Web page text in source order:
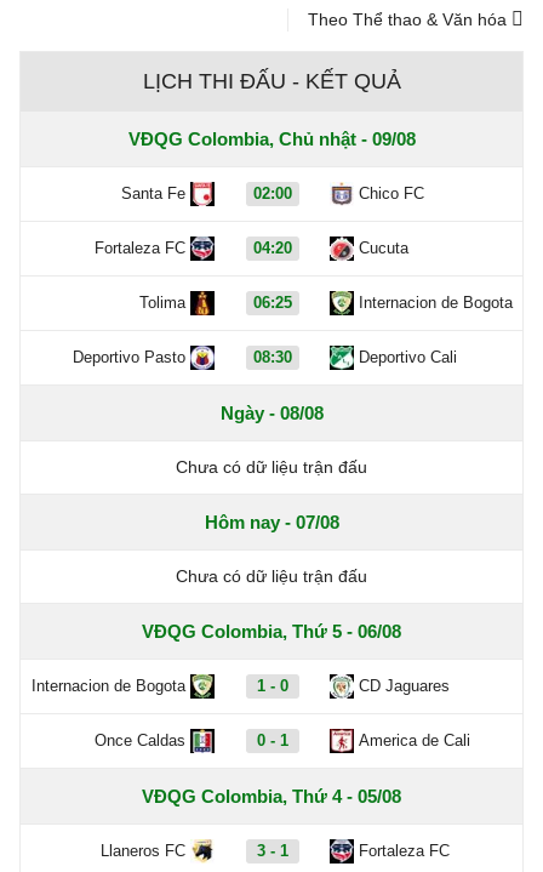
Theo Thể thao & Văn hóa
LỊCH THI ĐẤU - KẾT QUẢ
VĐQG Colombia, Chủ nhật - 09/08
Santa Fe 02:00 Chico FC
Fortaleza FC 04:20 Cucuta
Tolima 06:25 Internacion de Bogota
Deportivo Pasto 08:30 Deportivo Cali
Ngày - 08/08
Chưa có dữ liệu trận đấu
Hôm nay - 07/08
Chưa có dữ liệu trận đấu
VĐQG Colombia, Thứ 5 - 06/08
Internacion de Bogota 1 - 0 CD Jaguares
Once Caldas 0 - 1 America de Cali
VĐQG Colombia, Thứ 4 - 05/08
Llaneros FC 3 - 1 Fortaleza FC